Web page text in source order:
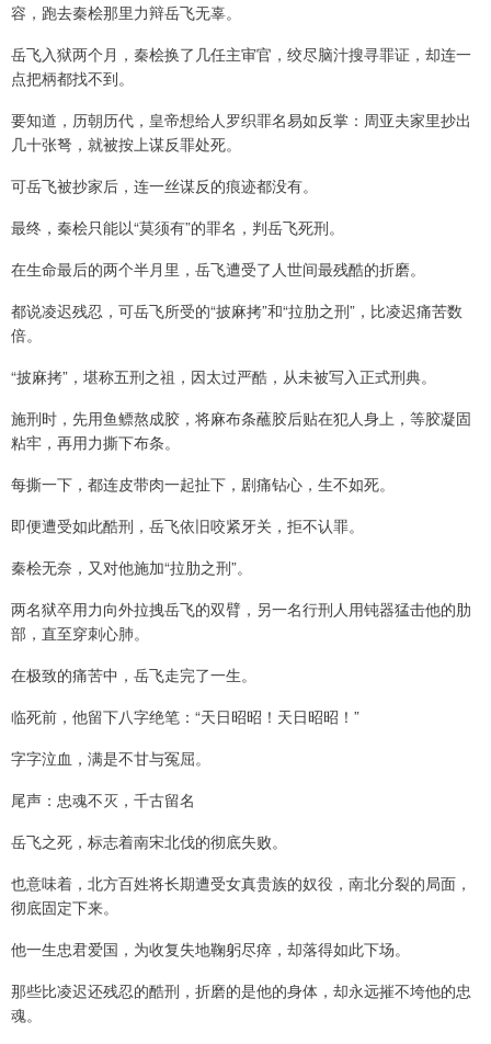
容，跑去秦桧那里力辩岳飞无辜。
岳飞入狱两个月，秦桧换了几任主审官，绞尽脑汁搜寻罪证，却连一
点把柄都找不到。
要知道，历朝历代，皇帝想给人罗织罪名易如反掌：周亚夫家里抄出
几十张弩，就被按上谋反罪处死。
可岳飞被抄家后，连一丝谋反的痕迹都没有。
最终，秦桧只能以“莫须有”的罪名，判岳飞死刑。
在生命最后的两个半月里，岳飞遭受了人世间最残酷的折磨。
都说凌迟残忍，可岳飞所受的“披麻拷”和“拉肋之刑”，比凌迟痛苦数
倍。
“披麻拷”，堪称五刑之祖，因太过严酷，从未被写入正式刑典。
施刑时，先用鱼鳔熬成胶，将麻布条蘸胶后贴在犯人身上，等胶凝固
粘牢，再用力撕下布条。
每撕一下，都连皮带肉一起扯下，剧痛钻心，生不如死。
即便遭受如此酷刑，岳飞依旧咬紧牙关，拒不认罪。
秦桧无奈，又对他施加“拉肋之刑”。
两名狱卒用力向外拉拽岳飞的双臂，另一名行刑人用钝器猛击他的肋
部，直至穿刺心肺。
在极致的痛苦中，岳飞走完了一生。
临死前，他留下八字绝笔：“天日昭昭！天日昭昭！”
字字泣血，满是不甘与冤屈。
尾声：忠魂不灭，千古留名
岳飞之死，标志着南宋北伐的彻底失败。
也意味着，北方百姓将长期遭受女真贵族的奴役，南北分裂的局面，
彻底固定下来。
他一生忠君爱国，为收复失地鞠躬尽瘁，却落得如此下场。
那些比凌迟还残忍的酷刑，折磨的是他的身体，却永远摧不垮他的忠
魂。